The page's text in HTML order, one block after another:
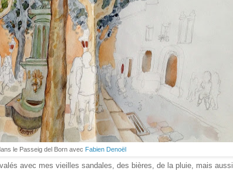
le Passeig del Born avec Fabien Denoël
avec mes vieilles sandales, des bières, de la pluie, mais aussi